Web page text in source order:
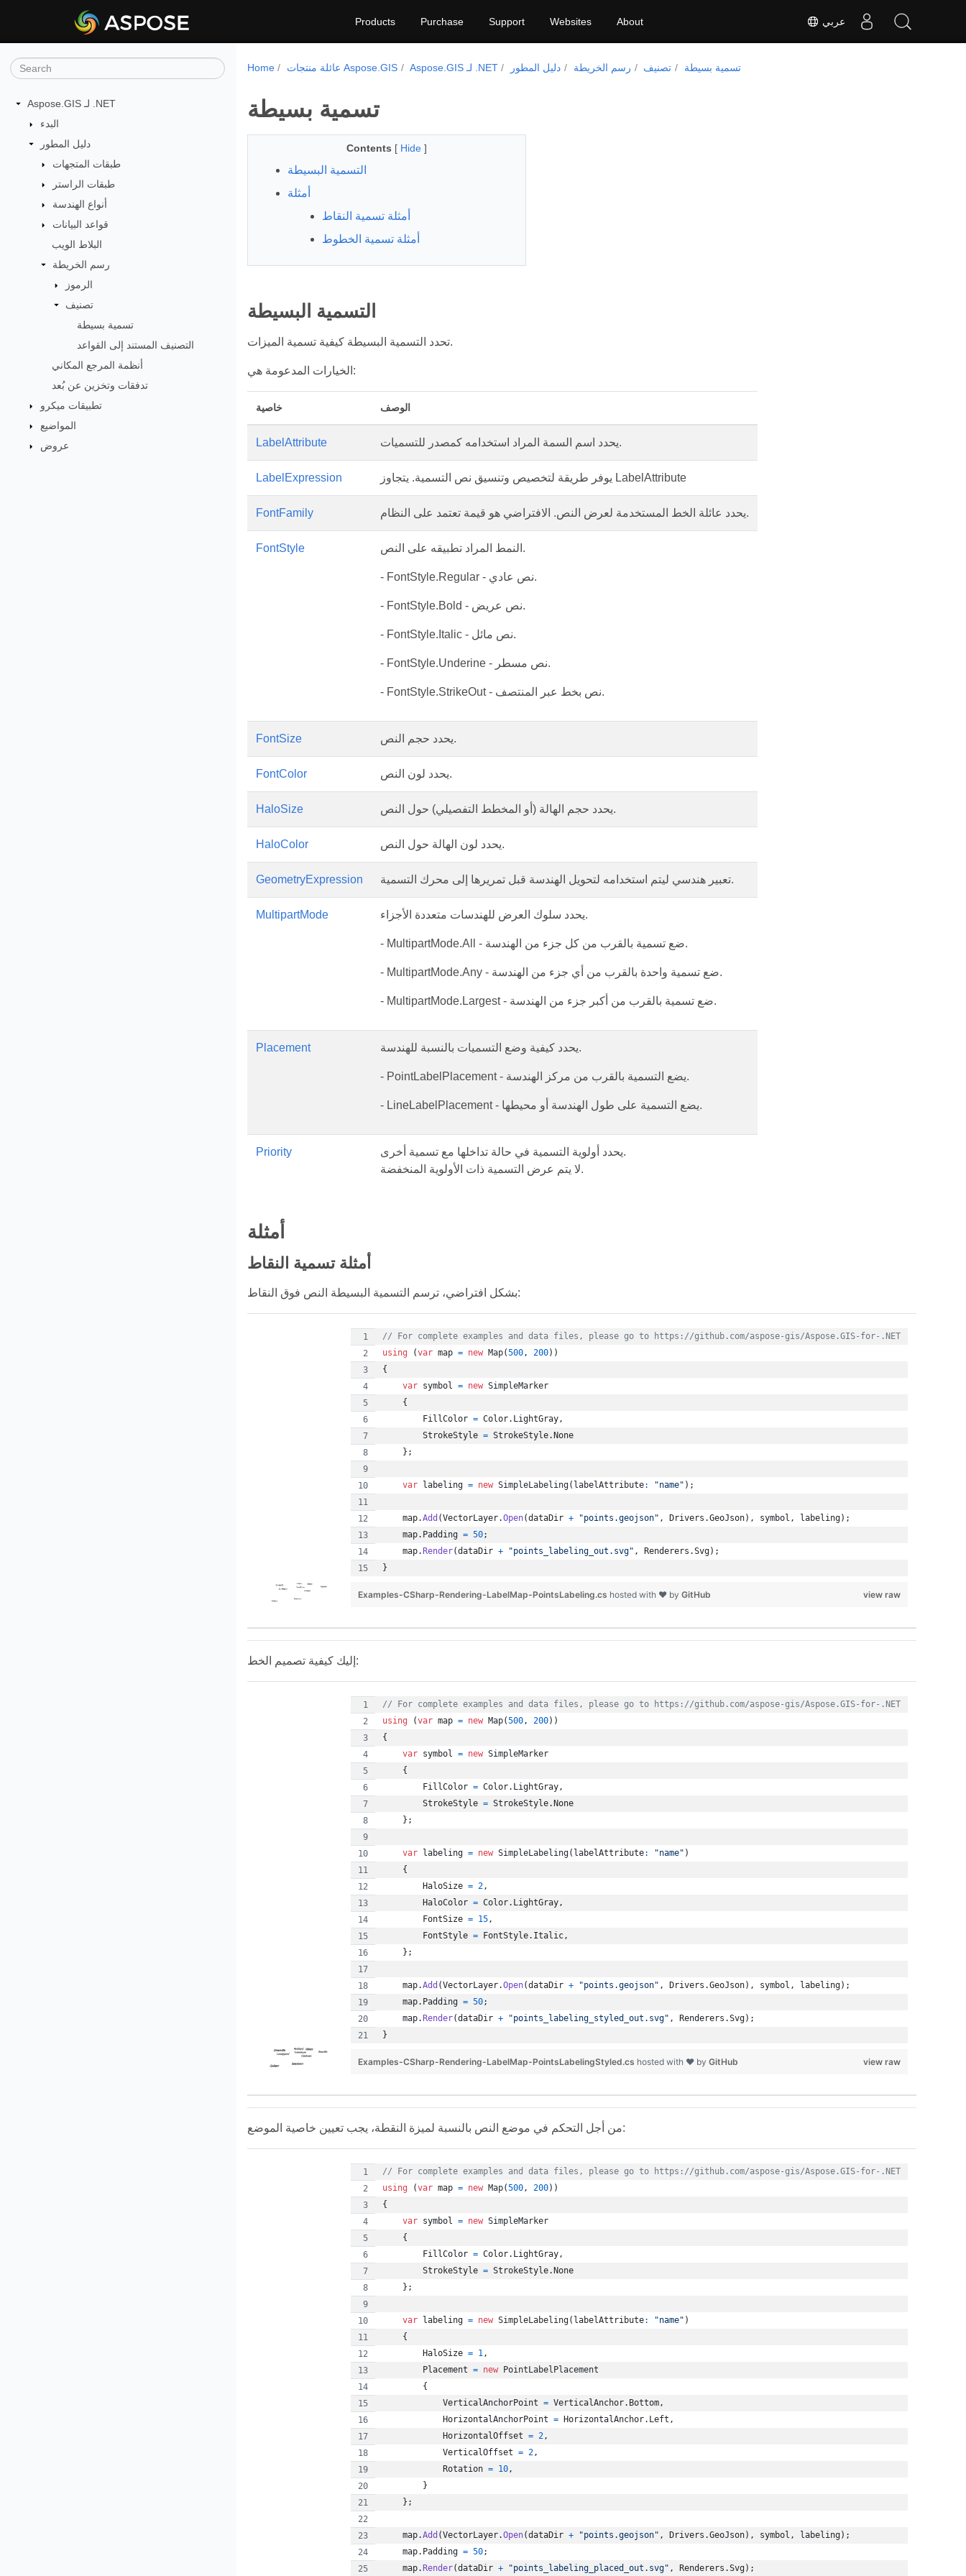
عربي Products Purchase Support Websites About
Aspose.GIS لـ .NET
البدء
دليل المطور
طبقات المتجهات
طبقات الراستر
أنواع الهندسة
قواعد البيانات
البلاط الويب
رسم الخريطة
الرموز
تصنيف
تسمية بسيطة
التصنيف المستند إلى القواعد
أنظمة المرجع المكاني
تدفقات وتخزين عن بُعد
تطبيقات ميكرو
المواضيع
عروض
Home عائلة منتجات Aspose.GIS Aspose.GIS لـ .NET دليل المطور رسم الخريطة تصنيف تسمية بسيطة
تسمية بسيطة
Contents [ Hide ]
التسمية البسيطة
أمثلة
أمثلة تسمية النقاط
أمثلة تسمية الخطوط
التسمية البسيطة
تحدد التسمية البسيطة كيفية تسمية الميزات.
الخيارات المدعومة هي:
خاصية الوصف
LabelAttribute يحدد اسم السمة المراد استخدامه كمصدر للتسميات.
LabelExpression يوفر طريقة لتخصيص وتنسيق نص التسمية. يتجاوز LabelAttribute
FontFamily يحدد عائلة الخط المستخدمة لعرض النص. الافتراضي هو قيمة تعتمد على النظام.
FontStyle النمط المراد تطبيقه على النص.
- FontStyle.Regular - نص عادي.
- FontStyle.Bold - نص عريض.
- FontStyle.Italic - نص مائل.
- FontStyle.Underine - نص مسطر.
- FontStyle.StrikeOut - نص بخط عبر المنتصف.
FontSize يحدد حجم النص.
FontColor يحدد لون النص.
HaloSize يحدد حجم الهالة (أو المخطط التفصيلي) حول النص.
HaloColor يحدد لون الهالة حول النص.
GeometryExpression تعبير هندسي ليتم استخدامه لتحويل الهندسة قبل تمريرها إلى محرك التسمية.
MultipartMode يحدد سلوك العرض للهندسات متعددة الأجزاء.
- MultipartMode.All - ضع تسمية بالقرب من كل جزء من الهندسة.
- MultipartMode.Any - ضع تسمية واحدة بالقرب من أي جزء من الهندسة.
- MultipartMode.Largest - ضع تسمية بالقرب من أكبر جزء من الهندسة.
Placement يحدد كيفية وضع التسميات بالنسبة للهندسة.
- PointLabelPlacement - يضع التسمية بالقرب من مركز الهندسة.
- LineLabelPlacement - يضع التسمية على طول الهندسة أو محيطها.
Priority
يحدد أولوية التسمية في حالة تداخلها مع تسمية أخرى.
لا يتم عرض التسمية ذات الأولوية المنخفضة.
أمثلة
أمثلة تسمية النقاط
بشكل افتراضي، ترسم التسمية البسيطة النص فوق النقاط:
// For complete examples and data files, please go to https://github.com/aspose-gis/Aspose.GIS-for-.NET
using
(var map = new Map(500, 200) )
{
var
symbol = new SimpleMarker
{
FillColor = Color. LightGray,
StrokeStyle = StrokeStyle. None
} ;
var labeling = new SimpleLabeling( labelAttribute: "name" ) ;
map.Add (VectorLayer.Open(dataDir + "points.geojson" , Drivers .GeoJson) , symbol , labeling) ;
map. Padding = 50;
map. Render(dataDir + "points_labeling_out.svg" , Renderers .Svg) ;
}
view raw
Examples-CSharp-Rendering-LabelMap-PointsLabeling.cs hosted with ❤ by GitHub
إليك كيفية تصميم الخط:
// For complete examples and data files, please go to https://github.com/aspose-gis/Aspose.GIS-for-.NET
using
(var map = new Map(500, 200) )
{
var
symbol = new SimpleMarker
{
FillColor = Color. LightGray,
StrokeStyle = StrokeStyle. None
} ;
var labeling = new SimpleLabeling( labelAttribute: "name" )
{
HaloSize = 2,
HaloColor = Color. LightGray,
FontSize = 15,
FontStyle = FontStyle. Italic,
} ;
map.Add (VectorLayer.Open(dataDir + "points.geojson" , Drivers .GeoJson) , symbol , labeling) ;
map. Padding = 50;
map. Render(dataDir + "points_labeling_styled_out.svg" , Renderers .Svg) ;
}
view raw
Examples-CSharp-Rendering-LabelMap-PointsLabelingStyled.cs hosted with ❤ by GitHub
من أجل التحكم في موضع النص بالنسبة لميزة النقطة، يجب تعيين خاصية الموضع:
// For complete examples and data files, please go to https://github.com/aspose-gis/Aspose.GIS-for-.NET
using
(var map = new Map(500, 200) )
{
var
symbol = new SimpleMarker
{
FillColor = Color. LightGray,
StrokeStyle = StrokeStyle. None
} ;
var labeling = new SimpleLabeling( labelAttribute: "name" )
{
HaloSize = 1,
Placement = new
PointLabelPlacement
{
VerticalAnchorPoint = VerticalAnchor. Bottom,
HorizontalAnchorPoint = HorizontalAnchor. Left ,
HorizontalOffset = 2,
VerticalOffset = 2,
Rotation = 10,
}
} ;
map.Add (VectorLayer.Open(dataDir + "points.geojson" , Drivers .GeoJson) , symbol , labeling) ;
map. Padding = 50;
map. Render(dataDir + "points_labeling_placed_out.svg" , Renderers .Svg) ;